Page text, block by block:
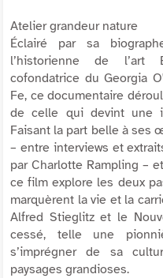
Atelier grandeur nature
Éclairé par sa
l’historienne de l’art
cofondatrice du Georgia
Fe, ce documentaire
de celle qui devint une
Faisant la part belle à ses
– entre interviews et
par Charlotte Rampling –
ce film explore les deux
marquèrent la vie et la
Alfred Stieglitz et le
cessé, telle une
s’imprégner de sa
paysages grandioses.